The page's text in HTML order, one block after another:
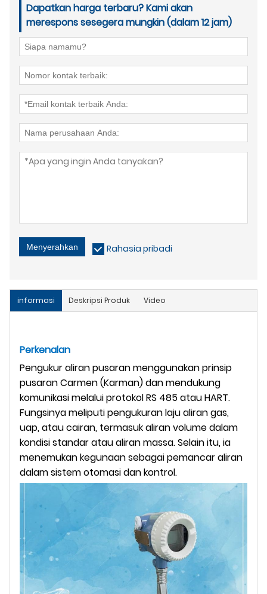
Dapatkan harga terbaru? Kami akan
merespons sesegera mungkin (dalam 12 jam)
Menyerahkan Rahasia pribadi
informasi Deskripsi Produk Video
Perkenalan
Pengukur aliran pusaran menggunakan prinsip
pusaran Carmen (Karman) dan mendukung
komunikasi melalui protokol RS 485 atau HART.
Fungsinya meliputi pengukuran laju aliran gas,
uap, atau cairan, termasuk aliran volume dalam
kondisi standar atau aliran massa. Selain itu, ia
menemukan kegunaan sebagai pemancar aliran
dalam sistem otomasi dan kontrol.